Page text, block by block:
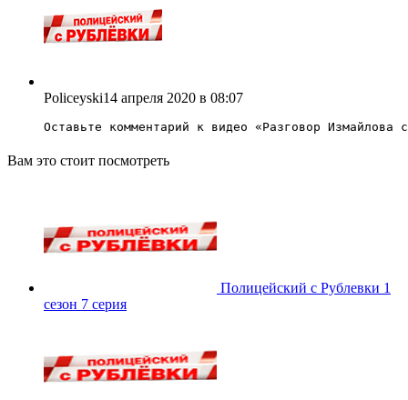
Policeyski14 апреля 2020 в 08:07
Оставьте комментарий к видео «Разговор Измайлова
Вам это стоит посмотреть
Полицейский с Рублевки 1
сезон 7 серия